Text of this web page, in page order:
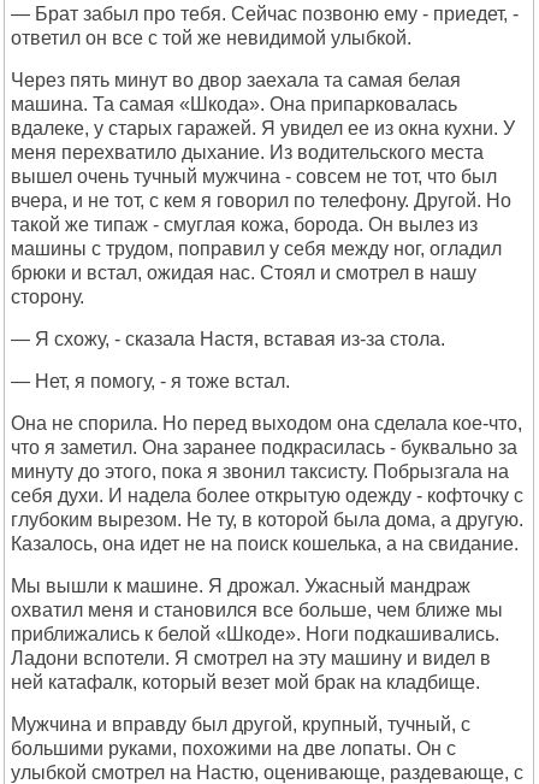
— Брат забыл про тебя. Сейчас позвоню ему - приедет, -
ответил он все с той же невидимой улыбкой.
Через пять минут во двор заехала та самая белая
машина. Та самая «Шкода». Она припарковалась
вдалеке, у старых гаражей. Я увидел ее из окна кухни. У
меня перехватило дыхание. Из водительского места
вышел очень тучный мужчина - совсем не тот, что был
вчера, и не тот, с кем я говорил по телефону. Другой. Но
такой же типаж - смуглая кожа, борода. Он вылез из
машины с трудом, поправил у себя между ног, огладил
брюки и встал, ожидая нас. Стоял и смотрел в нашу
сторону.
— Я схожу, - сказала Настя, вставая из-за стола.
— Нет, я помогу, - я тоже встал.
Она не спорила. Но перед выходом она сделала кое-что,
что я заметил. Она заранее подкрасилась - буквально за
минуту до этого, пока я звонил таксисту. Побрызгала на
себя духи. И надела более открытую одежду - кофточку с
глубоким вырезом. Не ту, в которой была дома, а другую.
Казалось, она идет не на поиск кошелька, а на свидание.
Мы вышли к машине. Я дрожал. Ужасный мандраж
охватил меня и становился все больше, чем ближе мы
приближались к белой «Шкоде». Ноги подкашивались.
Ладони вспотели. Я смотрел на эту машину и видел в
ней катафалк, который везет мой брак на кладбище.
Мужчина и вправду был другой, крупный, тучный, с
большими руками, похожими на две лопаты. Он с
улыбкой смотрел на Настю, оценивающе, раздевающе, с